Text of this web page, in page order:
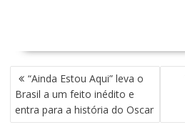
N
A
V
E
“Ainda Estou Aqui” leva o
Brasil a um feito inédito e
entra para a história do Oscar